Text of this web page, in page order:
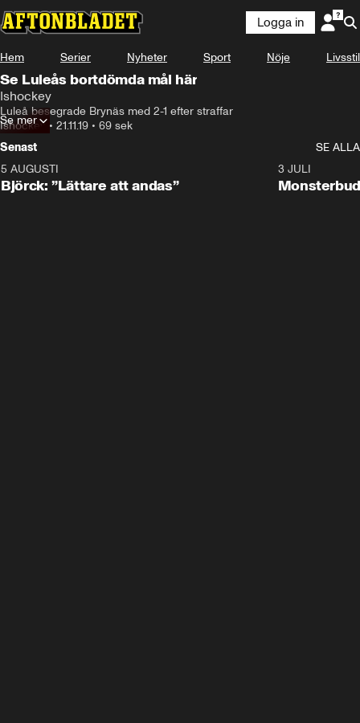
Logga in
Hem Serier Nyheter Sport Nöje Livsstil
Se Luleås bortdömda mål här
Ishockey
Luleå besegrade Brynäs med 2-1 efter straffar
Ishockey• 21.11.19 • 69 sek
Se mer
Senast
SE ALLA
5 AUGUSTI
Björck: ”Lättare att andas”
3 JULI